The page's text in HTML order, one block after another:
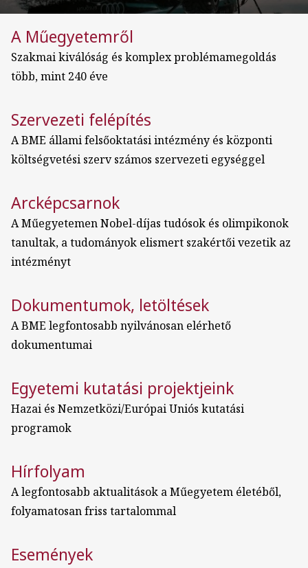
A Műegyetemről
Szakmai kiválóság és komplex problémamegoldás
több, mint 240 éve
Szervezeti felépítés
A BME állami felsőoktatási intézmény és központi
költségvetési szerv számos szervezeti egységgel
Arcképcsarnok
A Műegyetemen Nobel-díjas tudósok és olimpikonok
tanultak, a tudományok elismert szakértői vezetik az
intézményt
Dokumentumok, letöltések
A BME legfontosabb nyilvánosan elérhető
dokumentumai
Egyetemi kutatási projektjeink
Hazai és Nemzetközi/Európai Uniós kutatási
programok
Hírfolyam
A legfontosabb aktualitások a Műegyetem életéből,
folyamatosan friss tartalommal
Események